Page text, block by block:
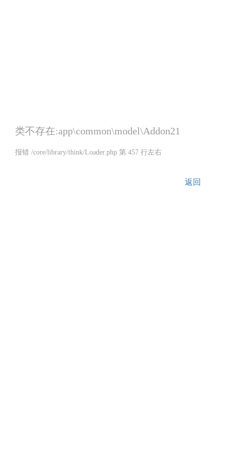
类不存在:app\common\model\Addon21
报错 /core/library/think/Loader.php 第 457 行左右
返回